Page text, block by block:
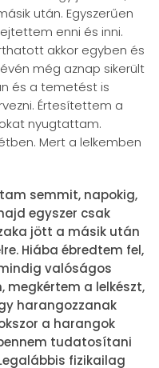
után. Egyszerűen
enni és inni.
akkor egyben és
még aznap sikerült
és a temetést is
Értesítettem a
nyugtattam.
Mert a lelkemben
semmit, napokig,
egyszer csak
jött a másik után
Hiába ébredtem fel,
valóságos
megkértem a lelkészt,
harangozzanak
a harangok
tudatosítani
fizikailag